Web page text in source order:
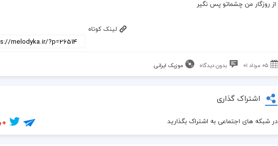
از روزگار من چشماتو پس نگیر
لینک کوتاه
۰۵ مرداد ۰۱ بدون دیدگاه موزیک ایرانی
اشتراک گذاری
در شبکه های اجتماعی به اشتراک بگذارید